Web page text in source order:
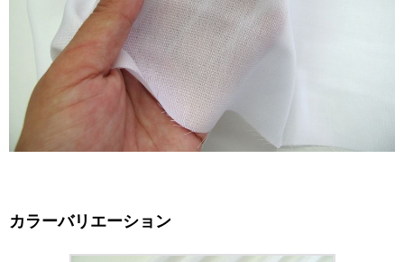
カラーバリエーション